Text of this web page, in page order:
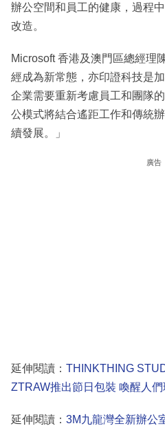
辦公空間和員工的健康，過程
改造。
Microsoft 香港及澳門區總經理
經成為新常態，亦印證科技是
企業需要重新考慮員工和團隊
公模式將結合遙距工作和傳統
續發展。」
廣告
延伸閱讀： THINKTHING
ZTRAW推出節日包裝 喚醒人
延伸閱讀： 3M九龍灣全新辦公